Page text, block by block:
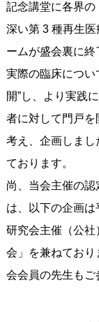
記念講堂に各界
深い第 3 種再生
ームが盛会裏に
実際の臨床につい
開”し、より実践
者に対して門戸を
考え、企画しまし
ております。
尚、当会主催の
は、以下の企画
研究会主催（公
会」を兼ねており
会会員の先生もご